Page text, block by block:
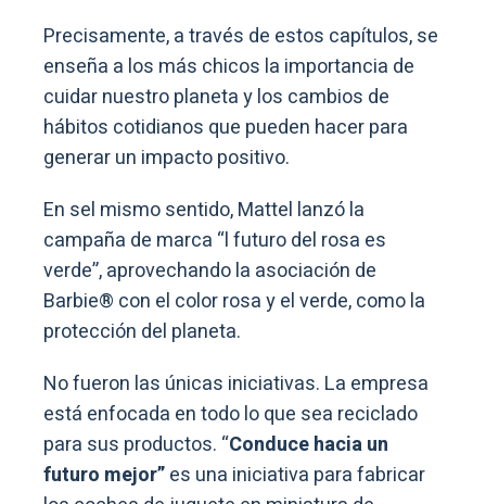
Precisamente, a través de estos capítulos, se
enseña a los más chicos la importancia de
cuidar nuestro planeta y los cambios de
hábitos cotidianos que pueden hacer para
generar un impacto positivo.
En sel mismo sentido, Mattel lanzó la
campaña de marca “l futuro del rosa es
verde”, aprovechando la asociación de
Barbie® con el color rosa y el verde, como la
protección del planeta.
No fueron las únicas iniciativas. La empresa
está enfocada en todo lo que sea reciclado
para sus productos. “Conduce hacia un
futuro mejor”es una iniciativa para fabricar